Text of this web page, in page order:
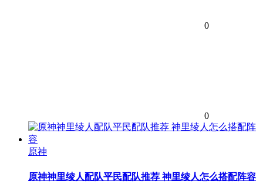
0
0
原神
原神神里绫人配队平民配队推荐 神里绫人怎么搭配阵容